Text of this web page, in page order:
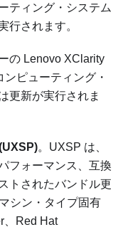
ティング・システム
行されます。
の Lenovo XClarity
ピューティング・
更新が実行されま
。UXSP は、
フォーマンス、互換
トされたバンドル更
シン・タイプ固有
、Red Hat